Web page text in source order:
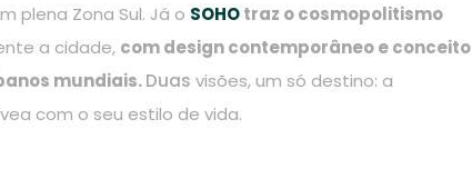
plena Zona Sul. Já o SOHOtraz o cosmopolitismo
a cidade, com design contemporâneo e conceito
mundiais.Duas visões, um só destino: a
com o seu estilo de vida.